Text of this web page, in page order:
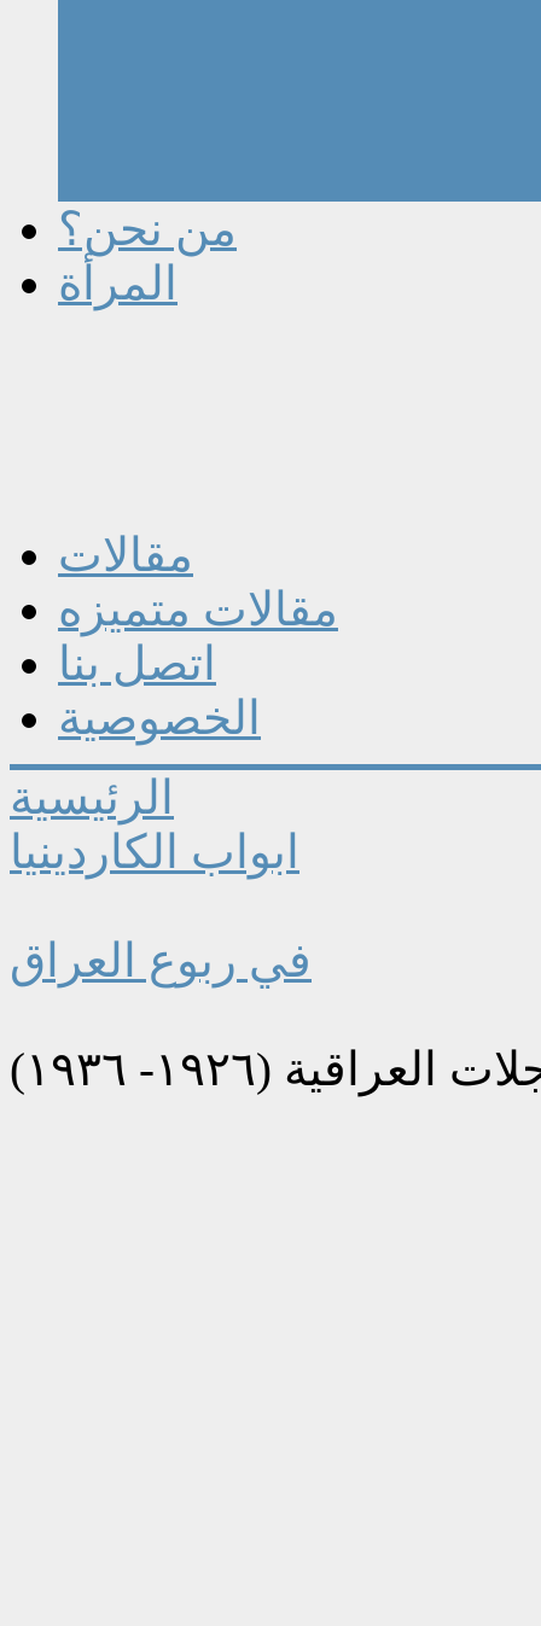
من نحن؟
المرأة
مقالات
مقالات متميزه
اتصل بنا
الخصوصية
الرئيسية
ابواب الكاردينيا
في ربوع العراق
(١٩٢٦- ١٩٣٦)